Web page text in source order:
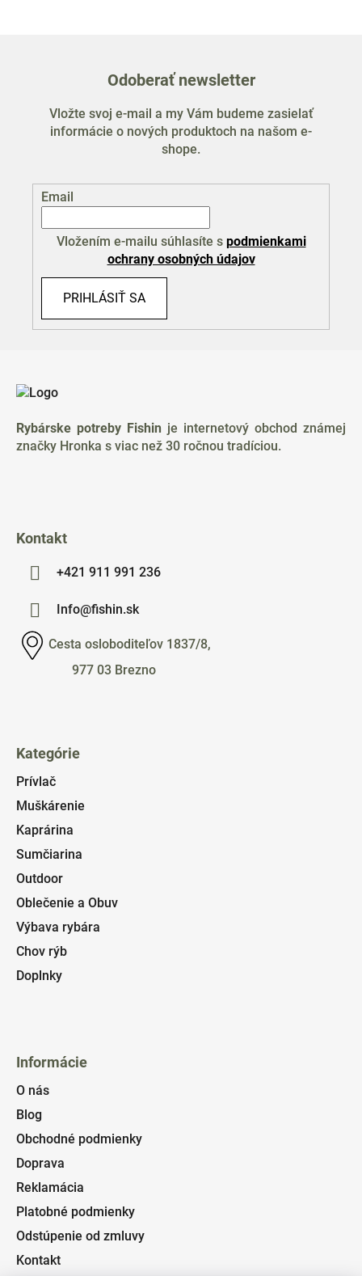
i
p
r
v
y
v
ý
p
i
Odoberať newsletter
Vložte svoj e-mail a my Vám budeme zasielať
informácie o nových produktoch na našom e-
shope.
Email
Vložením e-mailu súhlasíte s podmienkami
ochrany osobných údajov
PRIHLÁSIŤ SA
Rybárske potreby Fishin je internetový obchod známej
značky Hronka s viac než 30 ročnou tradíciou.
Kontakt
+421 911 991 236
Info@fishin.sk
Cesta osloboditeľov 1837/8,
977 03 Brezno
Kategórie
Prívlač
Muškárenie
Kaprárina
Sumčiarina
Outdoor
Oblečenie a Obuv
Výbava rybára
Chov rýb
Doplnky
Informácie
O nás
Blog
Obchodné podmienky
Doprava
Reklamácia
Platobné podmienky
Odstúpenie od zmluvy
Kontakt